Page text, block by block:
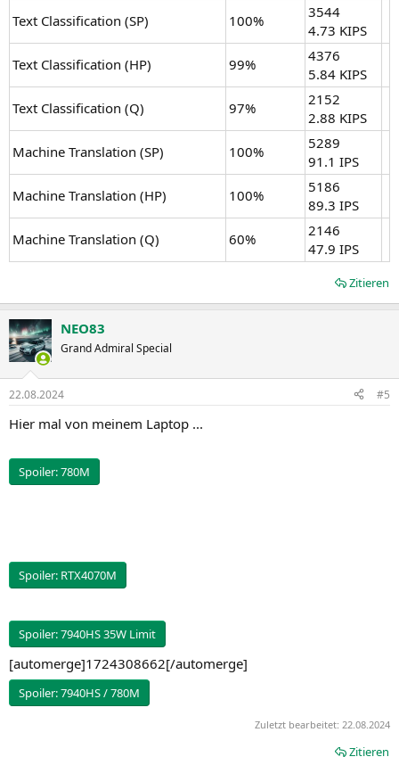
Text Classification (SP)
100%
3544
4.73 KIPS
Text Classification (HP)
99%
4376
5.84 KIPS
Text Classification (Q)
97%
2152
2.88 KIPS
Machine Translation (SP)
100%
5289
91.1 IPS
Machine Translation (HP)
100%
5186
89.3 IPS
Machine Translation (Q)
60%
2146
47.9 IPS
Zitieren
NEO83
Grand Admiral Special
22.08.2024 #5
Hier mal von meinem Laptop ...
Spoiler:780M
Spoiler: RTX4070M
Spoiler:7940HS 35W Limit
[automerge]1724308662[/automerge]
Spoiler:7940HS / 780M
Zuletzt bearbeitet: 22.08.2024
Zitieren